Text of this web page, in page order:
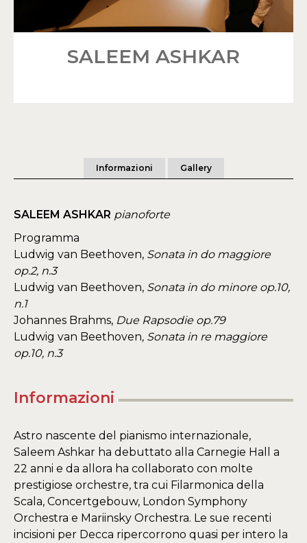
SALEEM ASHKAR
Informazioni Gallery
SALEEM ASHKAR pianoforte
Programma
Ludwig van Beethoven, Sonata in do maggiore
op.2, n.3
Ludwig van Beethoven, Sonata in do minore op.10,
n.1
Johannes Brahms, Due Rapsodie op.79
​Ludwig van Beethoven, Sonata in re maggiore
op.10, n.3
Informazioni
Astro nascente del pianismo internazionale,
Saleem Ashkar ha debuttato alla Carnegie Hall a
22 anni e da allora ha collaborato con molte
prestigiose orchestre, tra cui Filarmonica della
Scala, Concertgebouw, London Symphony
Orchestra e Mariinsky Orchestra. Le sue recenti
incisioni per Decca ripercorrono quasi per intero la